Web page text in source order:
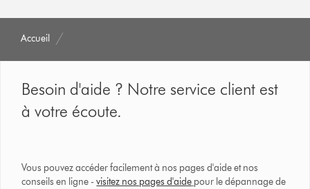
Accueil
Besoin d'aide ? Notre service client est
à votre écoute.
Vous pouvez accéder facilement à nos pages d'aide et nos
conseils en ligne -visitez nos pages d'aide pour le dépannage de